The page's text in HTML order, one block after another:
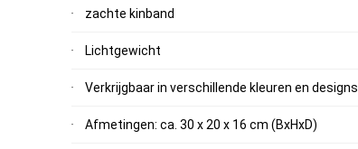
zachte kinband
Lichtgewicht
Verkrijgbaar in verschillende kleuren en designs
Afmetingen: ca. 30 x 20 x 16 cm (BxHxD)